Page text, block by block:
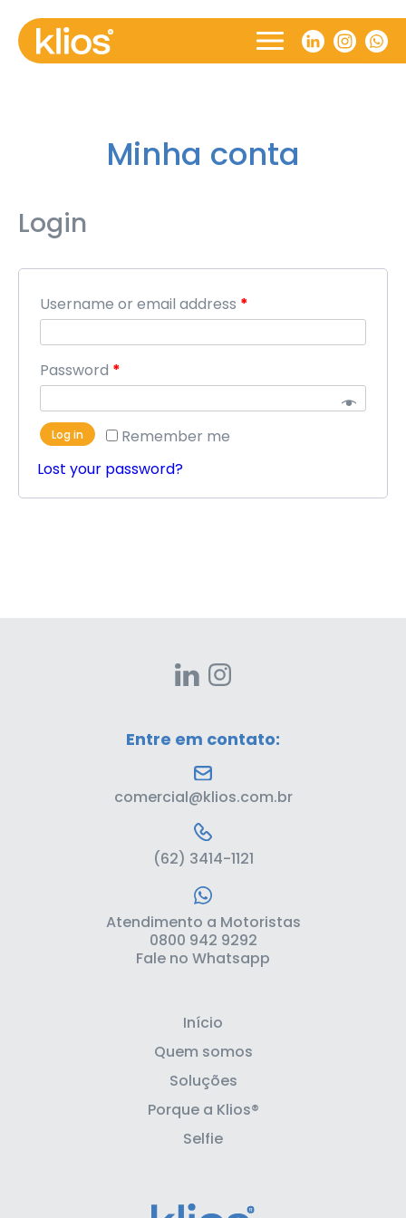
Minha conta
Login
Username or email address *
Password *
Remember me
Log in
Lost your password?
Entre em contato:
comercial@klios.com.br
(62) 3414-1121
Atendimento a Motoristas
0800 942 9292
Fale no Whatsapp
Início
Quem somos
Soluções
Porque a Klios®
Selfie